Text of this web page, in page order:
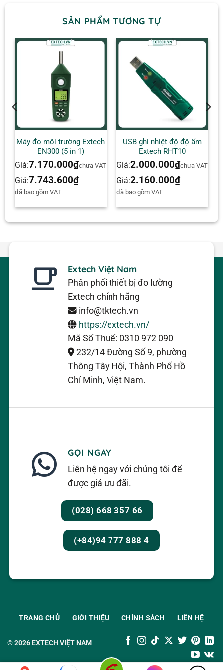
12. Ổ cắm thẻ nhớ SD
Lưu ý : Ngăn chứa pin và Chân đế
nghiêng nằm ở mặt sau của đồng
hồ.
SẢN PHẨM TƯƠNG TỰ
Máy đo môi trường Extech
EN300 (5 in 1)
Giá:7.170.000₫chưa VAT
Giá:7.743.600₫
đã bao gồm VAT
USB ghi nhiệt độ độ ẩm
Extech RHT10
Giá:2.000.000₫chưa VAT
Giá:2.160.000₫
đã bao gồm VAT
Extech Việt Nam
Phân phối thiết bị đo lường
Extech chính hãng
info@tktech.vn
https://extech.vn/
Mã Số Thuế: 0310 972 090
232/14 Đường Số 9, phường
Thông Tây Hội, Thành Phố Hồ
Chí Minh, Việt Nam.
GỌI NGAY
Liên hệ ngay với chúng tôi để
được giá ưu đãi.
(028) 668 357 66
(+84)94 777 888 4
© 2026EXTECH VIỆT NAM
TRANG CHỦ GIỚI THIỆU CHÍNH SÁCH LIÊN HỆ